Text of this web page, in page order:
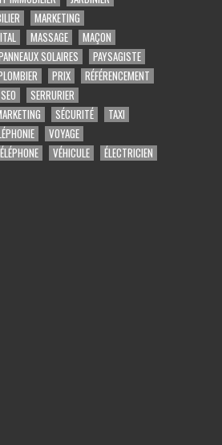
MARKETING
MASSAGE
MAÇON
SOLAIRES
PAYSAGISTE
PRIX
RÉFÉRENCEMENT
SEO
SERRURIER
SÉCURITÉ
TAXI
VOYAGE
VÉHICULE ÉLECTRICIEN